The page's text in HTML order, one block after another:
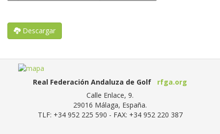
Descargar
Real Federación Andaluza de Golf
rfga.org
Calle Enlace, 9.
29016 Málaga, España.
TLF: +34 952 225 590 - FAX: +34 952 220 387